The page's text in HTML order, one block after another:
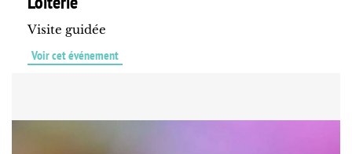
Visite guidée
Voir cet événement